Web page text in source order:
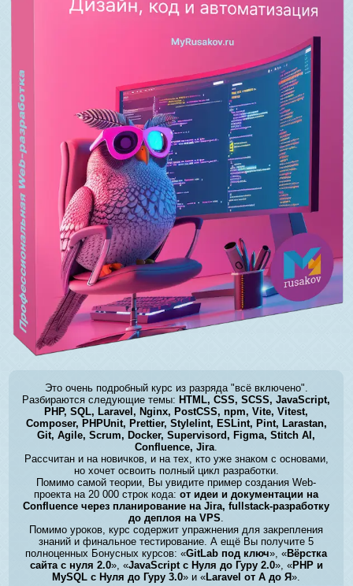
Это очень подробный курс из разряда "всё включено".
Разбираются следующие темы: HTML, CSS, SCSS, JavaScript,
PHP, SQL, Laravel, Nginx, PostCSS, npm, Vite, Vitest,
Composer, PHPUnit, Prettier, Stylelint, ESLint, Pint, Larastan,
Git, Agile, Scrum, Docker, Supervisord, Figma, Stitch AI,
Confluence, Jira.
Рассчитан и на новичков, и на тех, кто уже знаком с основами,
но хочет освоить полный цикл разработки.
Помимо самой теории, Вы увидите пример создания Web-
проекта на 20 000 строк кода:от идеи и документации на
Confluence через планирование на Jira, fullstack-разработку
до деплоя на VPS.
Помимо уроков, курс содержит упражнения для закрепления
знаний и финальное тестирование. А ещё Вы получите 5
полноценных Бонусных курсов: «GitLab под ключ», «Вёрстка
сайта с нуля 2.0», «JavaScript с Нуля до Гуру 2.0», «PHP и
MySQL с Нуля до Гуру 3.0» и «Laravel от А до Я».